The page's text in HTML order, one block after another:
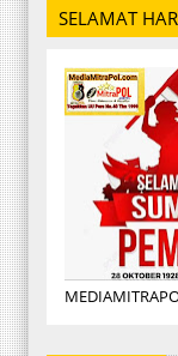
SELAMAT